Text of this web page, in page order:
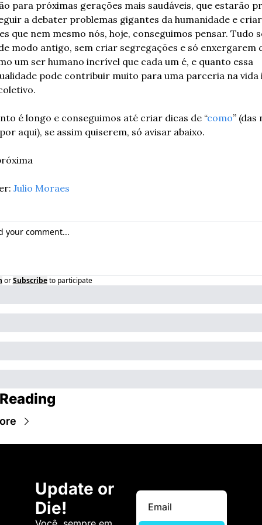
para próximas gerações mais saudáveis, que estarão
a debater problemas gigantes da humanidade e criar
que nem mesmo nós, hoje, conseguimos pensar. Tudo
modo antigo, sem criar segregações e só enxergarem
um ser humano incrível que cada um é, e quanto essa
pode contribuir muito para uma parceria na vida
é longo e conseguimos até criar dicas de “como” (das
aqui), se assim quiserem, só avisar abaixo.
Julio Moraes
or Subscribe to participate
Update or
Die!